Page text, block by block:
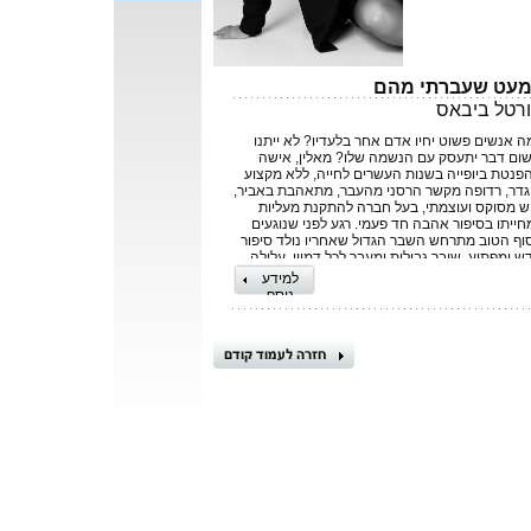
שעברתי מהם
ביבאס
אנשים פשוט יחיו אדם אחר בלעדיו? לא ייתנו
דבר יתעסק עם הנשמה שלו? מאלין, אישה
ביופייה בשנות העשרים לחייה, ללא מקצוע
רדופה מקשר הרסני מהעבר, מתאהבת באביר,
מסוקס ועוצמתי, בעל חברה להתקנת מעליות
בסיפור אהבה חד פעמי. רגע לפני שנוגעים
הטוב מתרחש השבר הגדול שאחריו נולד סיפור
ומפתיע, שובר גבולות ומעבר לכל דמיון. עלילה
משנה צורתה והופכת ליצירה ארוטית
ומשובחת. העלילה משחקת עם הקורא
הבזקי זיכרון מהעבר שאת חלקם מציינת
מאבק בין תאוות להתמסרות, חרטות וכמיהה
סודות והקרבה, דינים ושוחד מצוות,
למידע
נוסף